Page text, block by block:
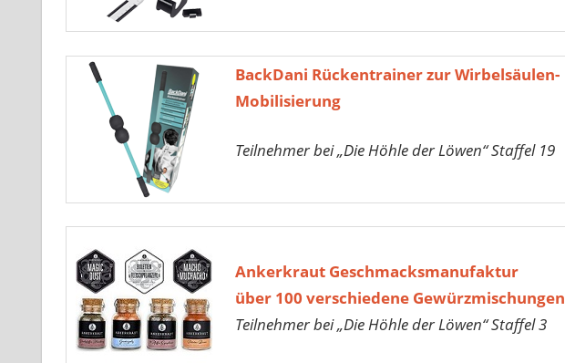
BackDani Rückentrainer zur Wirbelsäulen-
Mobilisierung
Teilnehmer bei „Die Höhle der Löwen“ Staffel 19
Ankerkraut Geschmacksmanufaktur
über 100 verschiedene Gewürzmischungen
Teilnehmer bei „Die Höhle der Löwen“ Staffel 3